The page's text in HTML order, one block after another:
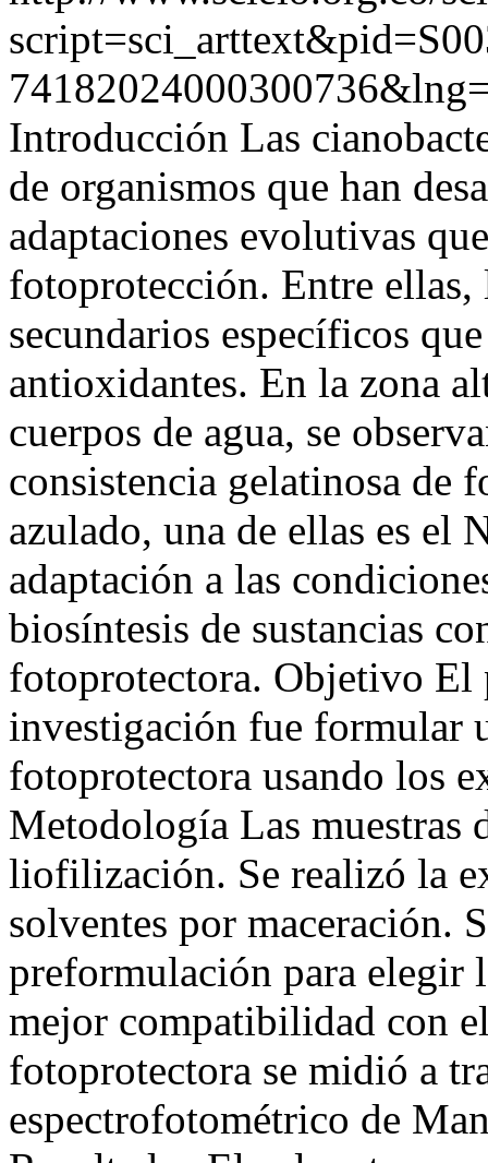
Introducción Las
de organismos que han
adaptaciones evolutivas
fotoprotección. Entre ellas,
secundarios específicos
antioxidantes. En la zona
cuerpos de agua, se
consistencia gelatinosa de
azulado, una de ellas es el
adaptación a las
biosíntesis de sustancias
fotoprotectora. Objetivo El
investigación fue formular
fotoprotectora usando los
Metodología Las muestras
liofilización. Se realizó la
solventes por maceración.
preformulación para elegir
mejor compatibilidad con
fotoprotectora se midió a
espectrofotométrico de